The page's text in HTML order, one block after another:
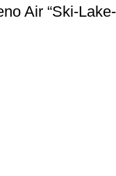
Air “Ski-Lake-